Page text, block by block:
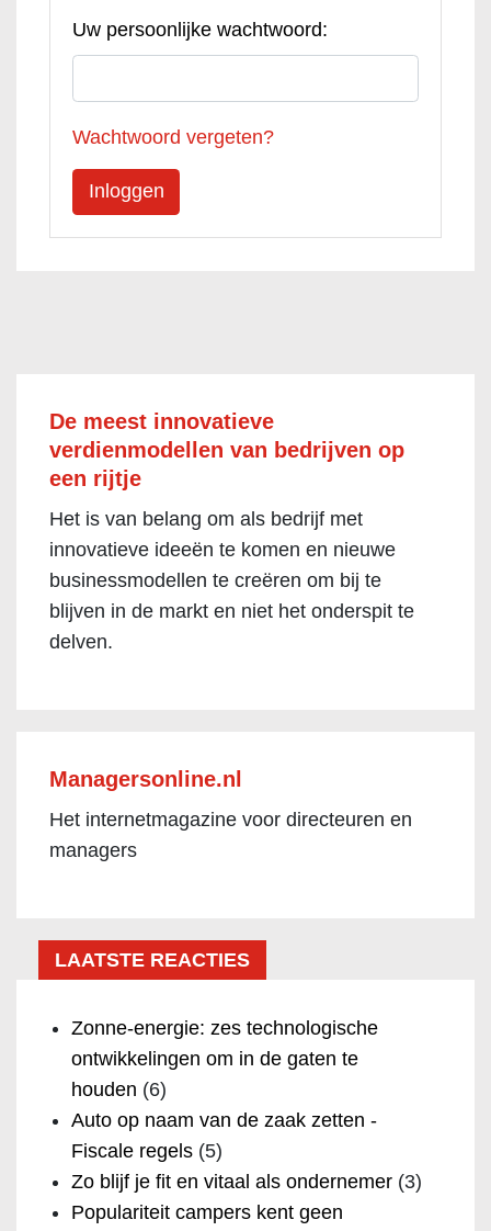
Uw persoonlijke wachtwoord:
Wachtwoord vergeten?
De meest innovatieve
verdienmodellen van bedrijven op
een rijtje
Het is van belang om als bedrijf met
innovatieve ideeën te komen en nieuwe
businessmodellen te creëren om bij te
blijven in de markt en niet het onderspit te
delven.
Managersonline.nl
Het internetmagazine voor directeuren en
managers
LAATSTE REACTIES
Zonne-energie: zes technologische
ontwikkelingen om in de gaten te
houden (6)
Auto op naam van de zaak zetten -
Fiscale regels (5)
Zo blijf je fit en vitaal als ondernemer (3)
Populariteit campers kent geen